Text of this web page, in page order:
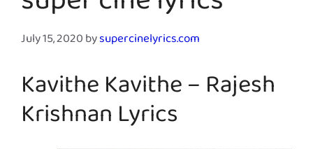
July 15, 2020bysupercinelyrics.com
Kavithe Kavithe – Rajesh
Krishnan Lyrics